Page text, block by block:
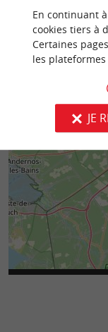
En continuant
cookies tiers à
Certaines
les plateformes
JE